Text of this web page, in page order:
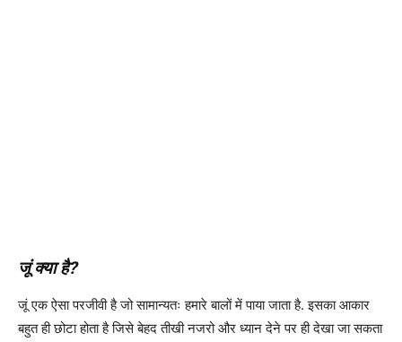
जूं क्या है?
जूं एक ऐसा परजीवी है जो सामान्यतः हमारे बालों में पाया जाता है. इसका आकार
बहुत ही छोटा होता है जिसे बेहद तीखी नजरो और ध्यान देने पर ही देखा जा सकता